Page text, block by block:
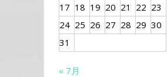
17 18 19 20 21 22 23
24 25 26 27 28 29 30
31
« 7月